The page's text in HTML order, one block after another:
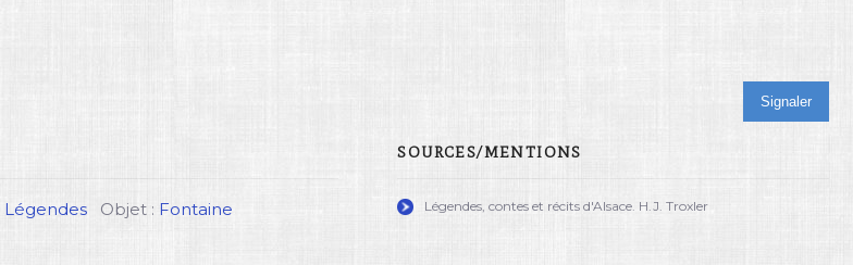
Signaler
Légendes Objet : Fontaine
SOURCES/MENTIONS
Légendes, contes et récits d'Alsace. H.J. Troxler